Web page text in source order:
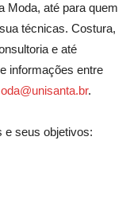
Moda, até para quem
técnicas. Costura,
e até
informações entre
.
e seus objetivos: